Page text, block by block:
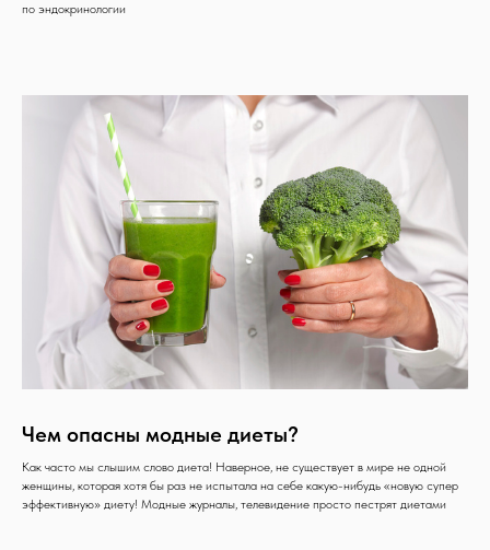
по эндокринологии
Чем опасны модные диеты?
Как часто мы слышим слово диета! Наверное, не существует в мире не одной
женщины, которая хотя бы раз не испытала на себе какую-нибудь «новую супер
эффективную» диету! Модные журналы, телевидение просто пестрят диетами